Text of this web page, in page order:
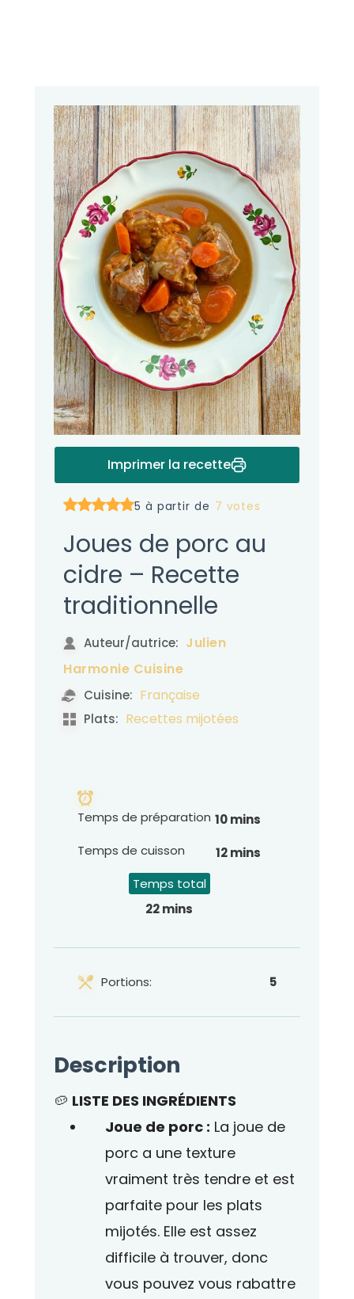
Imprimer la recette
5 à partir de 7 votes
Joues de porc au
cidre – Recette
traditionnelle
Auteur/autrice: Julien
Harmonie Cuisine
Cuisine: Française
Plats: Recettes mijotées
Temps de préparation 10 mins
Temps de cuisson
12 mins
Temps total
22 mins
Portions: 5
Description
🥔 LISTE DES INGRÉDIENTS
Joue de porc : La joue de
porc a une texture
vraiment très tendre et est
parfaite pour les plats
mijotés. Elle est assez
difficile à trouver, donc
vous pouvez vous rabattre